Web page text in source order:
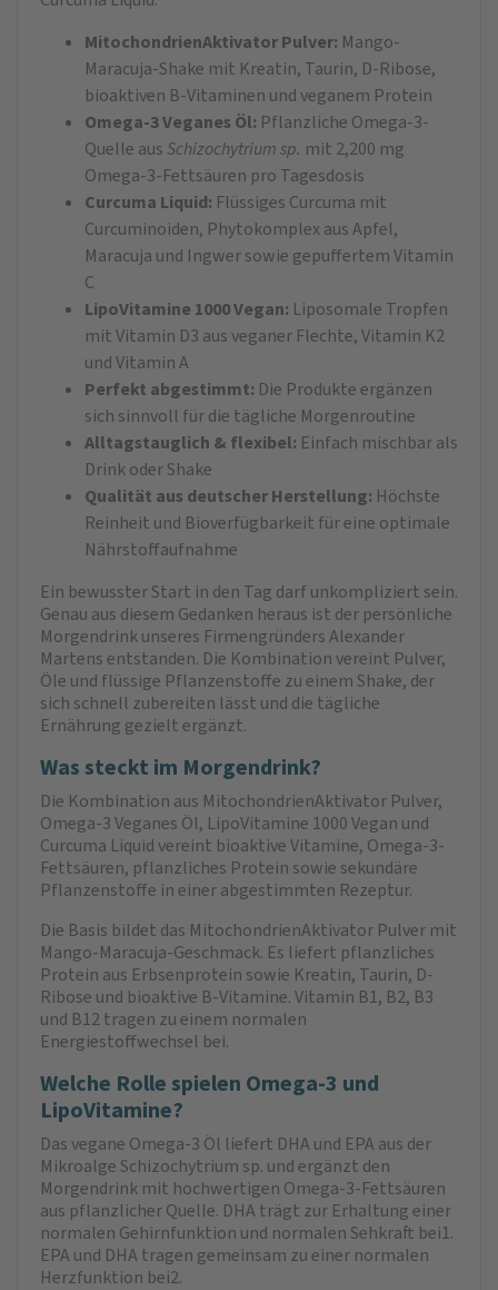
MitochondrienAktivator Pulver: Mango-
Maracuja-Shake mit Kreatin, Taurin, D-Ribose,
bioaktiven B-Vitaminen und veganem Protein
Omega-3 Veganes Öl: Pflanzliche Omega-3-
Quelle aus Schizochytrium sp. mit 2,200 mg
Omega-3-Fettsäuren pro Tagesdosis
Curcuma Liquid: Flüssiges Curcuma mit
Curcuminoiden, Phytokomplex aus Apfel,
Maracuja und Ingwer sowie gepuffertem Vitamin
C
LipoVitamine 1000 Vegan: Liposomale Tropfen
mit Vitamin D3 aus veganer Flechte, Vitamin K2
und Vitamin A
Perfekt abgestimmt: Die Produkte ergänzen
sich sinnvoll für die tägliche Morgenroutine
Alltagstauglich & flexibel: Einfach mischbar als
Drink oder Shake
Qualität aus deutscher Herstellung: Höchste
Reinheit und Bioverfügbarkeit für eine optimale
Nährstoffaufnahme
Ein bewusster Start in den Tag darf unkompliziert sein.
Genau aus diesem Gedanken heraus ist der persönliche
Morgendrink unseres Firmengründers Alexander
Martens entstanden. Die Kombination vereint Pulver,
Öle und flüssige Pflanzenstoffe zu einem Shake, der
sich schnell zubereiten lässt und die tägliche
Ernährung gezielt ergänzt.
Was steckt im Morgendrink?
Die Kombination aus MitochondrienAktivator Pulver,
Omega-3 Veganes Öl, LipoVitamine 1000 Vegan und
Curcuma Liquid vereint bioaktive Vitamine, Omega-3-
Fettsäuren, pflanzliches Protein sowie sekundäre
Pflanzenstoffe in einer abgestimmten Rezeptur.
Die Basis bildet das MitochondrienAktivator Pulver mit
Mango-Maracuja-Geschmack. Es liefert pflanzliches
Protein aus Erbsenprotein sowie Kreatin, Taurin, D-
Ribose und bioaktive B-Vitamine. Vitamin B1, B2, B3
und B12 tragen zu einem normalen
Energiestoffwechsel bei.
Welche Rolle spielen Omega-3 und
LipoVitamine?
Das vegane Omega-3 Öl liefert DHA und EPA aus der
Mikroalge Schizochytrium sp. und ergänzt den
Morgendrink mit hochwertigen Omega-3-Fettsäuren
aus pflanzlicher Quelle. DHA trägt zur Erhaltung einer
normalen Gehirnfunktion und normalen Sehkraft bei1.
EPA und DHA tragen gemeinsam zu einer normalen
Herzfunktion bei2.